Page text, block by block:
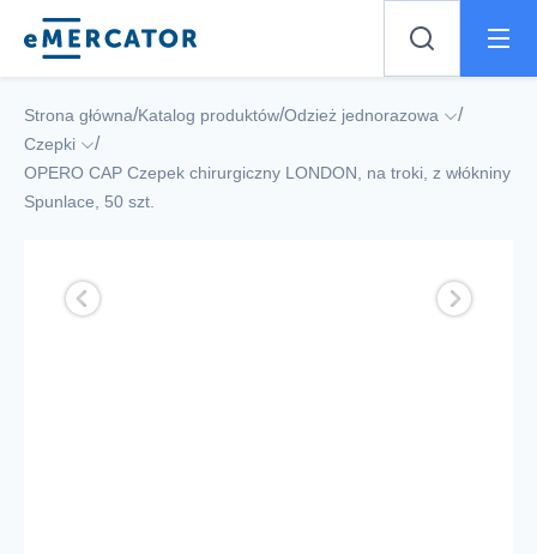
Mercator
Strona główna/Katalog produktów/Odzież jednorazowa /
Czepki /
OPERO CAP Czepek chirurgiczny LONDON, na troki, z włókniny
Spunlace, 50 szt.